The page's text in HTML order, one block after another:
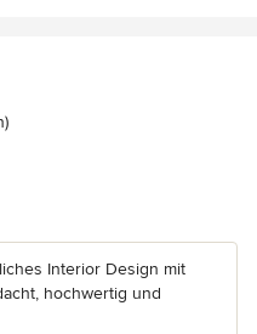
5 Sternen
Interior Design mit
hochwertig und